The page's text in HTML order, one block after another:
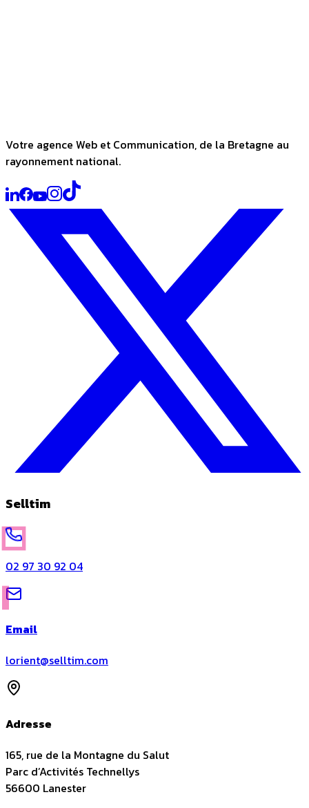
Votre agence Web et Communication, de la Bretagne au
rayonnement national.
Selltim
02 97 30 92 04
Email
lorient@selltim.com
Adresse
165, rue de la Montagne du Salut
Parc d’Activités Technellys
56600 Lanester